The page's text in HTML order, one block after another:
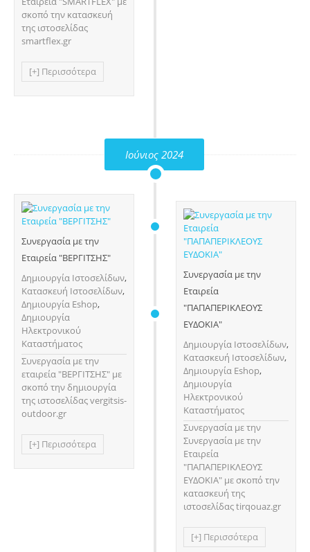
σκοπό την κατασκευή
της ιστοσελίδας
smartflex.gr
[+] Περισσότερα
Ιούνιος 2024
Συνεργασία με την
Εταιρεία "ΒΕΡΓΙΤΣΗΣ"
Δημιουργία Ιστοσελίδων,
Κατασκευή Ιστοσελίδων,
Δημιουργία Eshop,
Δημιουργία
Ηλεκτρονικού
Καταστήματος
Συνεργασία με την
εταιρεία "ΒΕΡΓΙΤΣΗΣ" με
σκοπό την δημιουργία
της ιστοσελίδας vergitsis-
outdoor.gr
[+] Περισσότερα
Συνεργασία με την
Εταιρεία
"ΠΑΠΑΠΕΡΙΚΛΕΟΥΣ
ΕΥΔΟΚΙΑ"
Δημιουργία Ιστοσελίδων,
Κατασκευή Ιστοσελίδων,
Δημιουργία Eshop,
Δημιουργία
Ηλεκτρονικού
Καταστήματος
Συνεργασία με την
Συνεργασία με την
Εταιρεία
"ΠΑΠΑΠΕΡΙΚΛΕΟΥΣ
ΕΥΔΟΚΙΑ" με σκοπό την
κατασκευή της
ιστοσελίδας tirqouaz.gr
[+] Περισσότερα